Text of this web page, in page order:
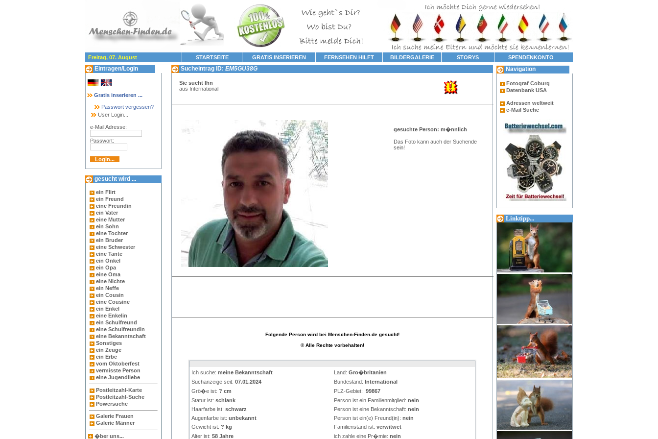
Freitag, 07. August STARTSEITE GRATIS INSERIEREN FERNSEHEN HILFT BILDERGALERIE STORYS SPENDENKONTO
Eintragen/Login
Gratis inserieren ...
Passwort vergessen?
User Login...
e-Mail Adresse:
Passwort:
gesucht wird ...
ein Flirt
ein Freund
eine Freundin
ein Vater
eine Mutter
ein Sohn
eine Tochter
ein Bruder
eine Schwester
eine Tante
ein Onkel
ein Opa
eine Oma
eine Nichte
ein Neffe
ein Cousin
eine Cousine
ein Enkel
eine Enkelin
ein Schulfreund
eine Schulfreundin
eine Bekanntschaft
Sonstiges
ein Zeuge
ein Erbe
vom Oktoberfest
vermisste Person
eine Jugendliebe
Postleitzahl-Karte
Postleitzahl-Suche
Powersuche
Galerie Frauen
Galerie Männer
�ber uns...
Sucheintrag ID: EM5GU38G
Sie sucht Ihn
aus International
gesuchte Person: m�nnlich
Das Foto kann auch der Suchende
sein!
Folgende Person wird bei Menschen-Finden.de gesucht!
© Alle Rechte vorbehalten!
Ich suche: meine Bekanntschaft Land: Gro�britanien
Suchanzeige seit: 07.01.2024 Bundesland: International
Grö�e ist: ? cm PLZ-Gebiet: 99867
Statur ist: schlank Person ist ein Familienmitglied: nein
Haarfarbe ist: schwarz Person ist eine Bekanntschaft: nein
Augenfarbe ist: unbekannt Person ist ein(e) Freund(in): nein
Gewicht ist: ? kg Familienstand ist: verwitwet
Alter ist: 58 Jahre ich zahle eine Pr�mie: nein
Navigation
Fotograf Coburg
Datenbank USA
Adressen weltweit
e-Mail Suche
Linktipp...